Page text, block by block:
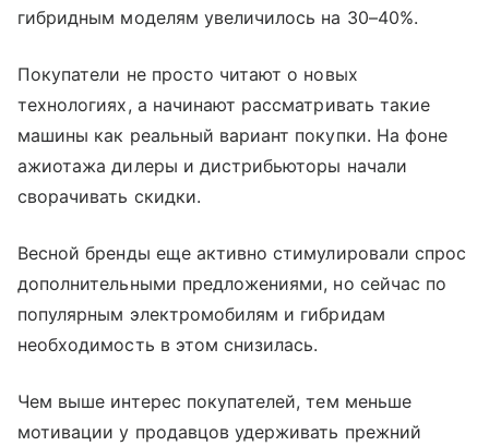
гибридным моделям увеличилось на 30–40%.
Покупатели не просто читают о новых
технологиях, а начинают рассматривать такие
машины как реальный вариант покупки. На фоне
ажиотажа дилеры и дистрибьюторы начали
сворачивать скидки.
Весной бренды еще активно стимулировали спрос
дополнительными предложениями, но сейчас по
популярным электромобилям и гибридам
необходимость в этом снизилась.
Чем выше интерес покупателей, тем меньше
мотивации у продавцов удерживать прежний